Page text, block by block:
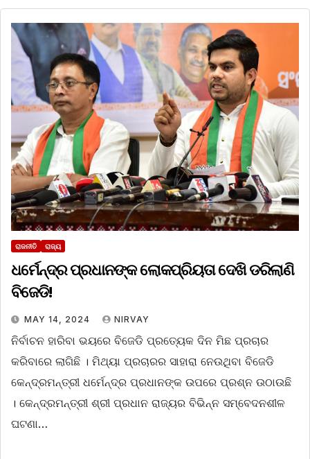
ରାଜନୀତି ରାଜ୍ୟ
ଧର୍ମେନ୍ଦ୍ର ପ୍ରଧାନଙ୍କ ଲୋକପ୍ରିୟତା ଦେଖି ଡରିଲାଣି
ବିଜେଡି!
MAY 14, 2024 NIRVAY
ନିର୍ବାଚନ ହାରିବା ଭୟରେ ବିଜେଡି ପ୍ରତ୍ୟେକ ଦିନ ମିଛ ପ୍ରଚାର
କରିବାରେ ଲାଗିଛି । ମିଥ୍ୟା ପ୍ରଚାରର ସାହାରା ନେଉଥିବା ବିଜେଡି
କେନ୍ଦ୍ରମନ୍ତ୍ରୀ ଧର୍ମେନ୍ଦ୍ର ପ୍ରଧାନଙ୍କ ଉପରେ ପ୍ରଶ୍ନ ଉଠାଉଛି
। କେନ୍ଦ୍ରମନ୍ତ୍ରୀ ଶ୍ରୀ ପ୍ରଧାନ ରାଜ୍ୟର ବିଭିନ୍ନ ସମ୍ବେଦନଶୀଳ
ଘଟଣା…